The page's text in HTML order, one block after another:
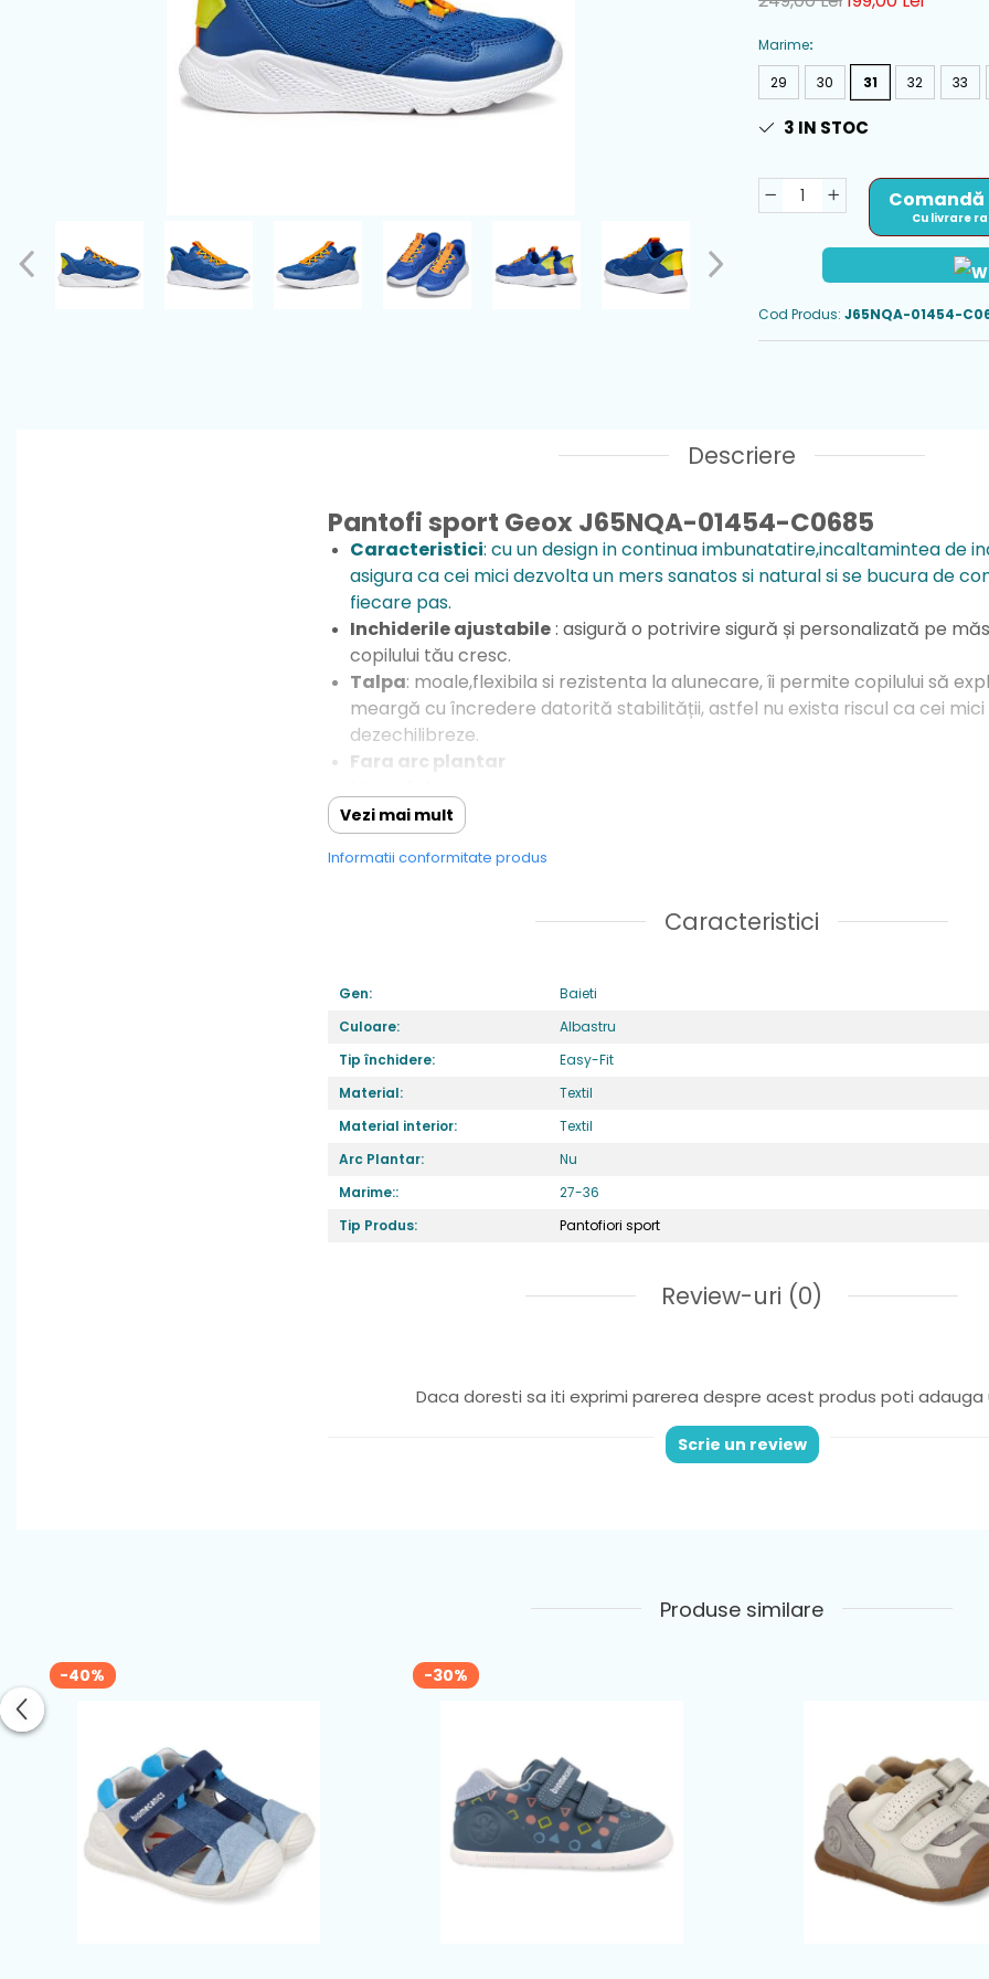
Marime:
29
30 31 32 33
3 IN STOC
Cu livrare
Cod Produs: J65NQA-01454-
Descriere
Pantofi sport Geox J65NQA-01454-C0685
Caracteristici: cu un design in continua imbunatatire,incaltamintea de
asigura ca cei mici dezvolta un mers sanatos si natural si se bucura de
fiecare pas.
Inchiderile ajustabile: asigură o potrivire sigură și personalizată pe
copilului tău cresc.
Talpa: moale,flexibila si rezistenta la alunecare, îi permite copilului să
meargă cu încredere datorită stabilității, astfel nu exista riscul ca cei mici
dezechilibreze.
Fara arc plantar
Greutate: foarte usori ,potriviti pentru picior normal
Varf:din cauciuc, ce ofera protectie degetelor
Sistem de inchidere: sistem Easy-Fit
Vezi mai mult
Informatii conformitate produs
Caracteristici
Gen:
Baieti
Culoare:
Albastru
Tip închidere:
Easy-Fit
Material:
Textil
Material interior:
Textil
Arc Plantar:
Nu
Marime::
27-36
Tip Produs:
Pantofiori sport
Review-uri (0)
Daca doresti sa iti exprimi parerea despre acest produs poti adauga
Scrie un review
Produse similare
-40% -30%